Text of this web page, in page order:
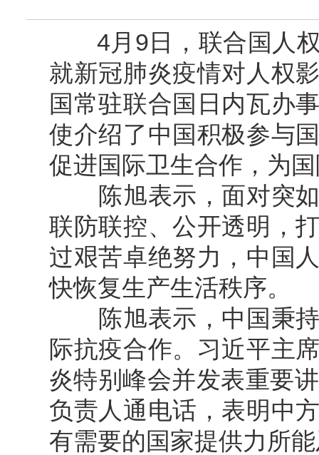
4月9日，联合国人权
就新冠肺炎疫情对人权
国常驻联合国日内瓦办
使介绍了中国积极参与
促进国际卫生合作，为
陈旭表示，面对突如
联防联控、公开透明，
过艰苦卓绝努力，中国
快恢复生产生活秩序。
陈旭表示，中国秉持
际抗疫合作。习近平主
炎特别峰会并发表重要
负责人通电话，表明中
有需要的国家提供力所